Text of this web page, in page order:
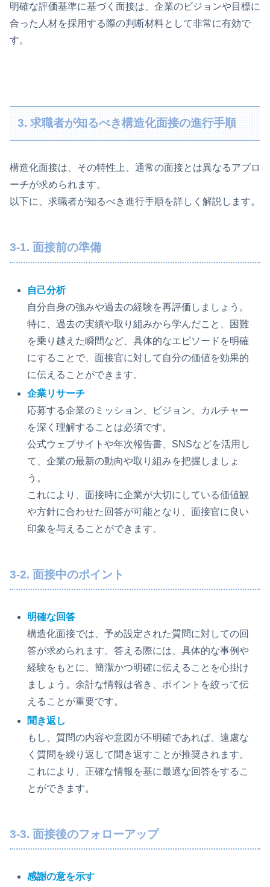
明確な評価基準に基づく面接は、企業のビジョンや目標に
合った人材を採用する際の判断材料として非常に有効で
す。
3. 求職者が知るべき構造化面接の進行手順
構造化面接は、その特性上、通常の面接とは異なるアプロ
ーチが求められます。
以下に、求職者が知るべき進行手順を詳しく解説します。
3-1. 面接前の準備
自己分析
自分自身の強みや過去の経験を再評価しましょう。
特に、過去の実績や取り組みから学んだこと、困難
を乗り越えた瞬間など、具体的なエピソードを明確
にすることで、面接官に対して自分の価値を効果的
に伝えることができます。
企業リサーチ
応募する企業のミッション、ビジョン、カルチャー
を深く理解することは必須です。
公式ウェブサイトや年次報告書、SNSなどを活用し
て、企業の最新の動向や取り組みを把握しましょ
う。
これにより、面接時に企業が大切にしている価値観
や方針に合わせた回答が可能となり、面接官に良い
印象を与えることができます。
3-2. 面接中のポイント
明確な回答
構造化面接では、予め設定された質問に対しての回
答が求められます。答える際には、具体的な事例や
経験をもとに、簡潔かつ明確に伝えることを心掛け
ましょう。余計な情報は省き、ポイントを絞って伝
えることが重要です。
聞き返し
もし、質問の内容や意図が不明確であれば、遠慮な
く質問を繰り返して聞き返すことが推奨されます。
これにより、正確な情報を基に最適な回答をするこ
とができます。
3-3. 面接後のフォローアップ
感謝の意を示す